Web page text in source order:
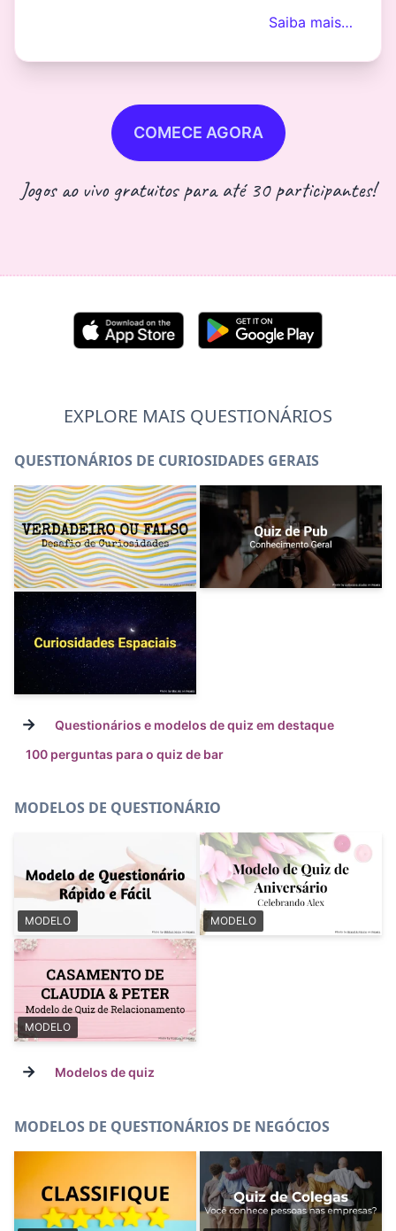
Saiba mais…
COMECE AGORA
Jogos ao vivo gratuitos para até 30 participantes!
EXPLORE MAIS QUESTIONÁRIOS
QUESTIONÁRIOS DE CURIOSIDADES GERAIS
→
Questionários e modelos de quiz em destaque
100 perguntas para o quiz de bar
MODELOS DE QUESTIONÁRIO
MODELO MODELO
MODELO
→ Modelos de quiz
MODELOS DE QUESTIONÁRIOS DE NEGÓCIOS